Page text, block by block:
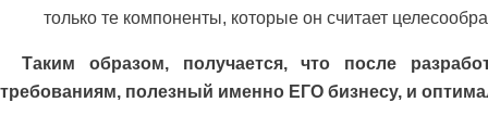
только те компоненты, которые он считает
Таким образом, получается, что после
требованиям, полезный именно ЕГО бизнесу, и